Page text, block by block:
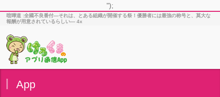
");
喧嘩道 :全國不良番付―それは、とある組織が開催する祭！優勝者には最強の称号と、莫大な
報酬が用意されているらしい― 4x
App